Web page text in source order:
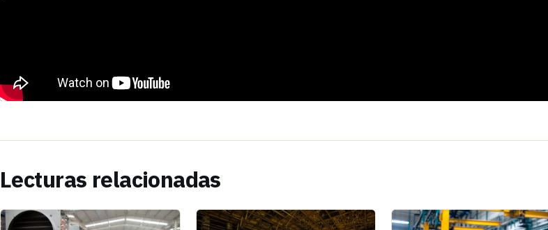
Lecturas relacionadas